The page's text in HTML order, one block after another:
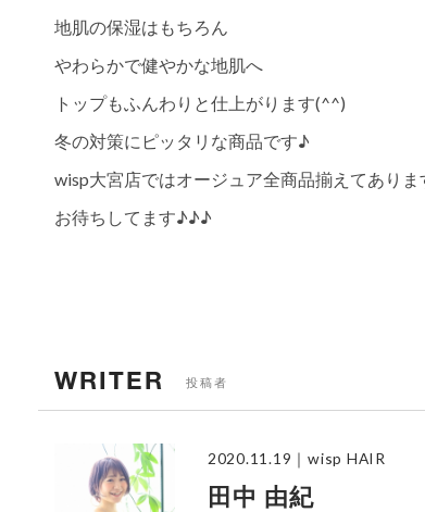
地肌の保湿はもちろん
やわらかで健やかな地肌へ
トップもふんわりと仕上がります(^^)
冬の対策にピッタリな商品です♪
wisp大宮店ではオージュア全商品揃えてありま
お待ちしてます♪♪♪
WRITER 投稿者
2020.11.19 ｜wisp HAIR
田中 由紀